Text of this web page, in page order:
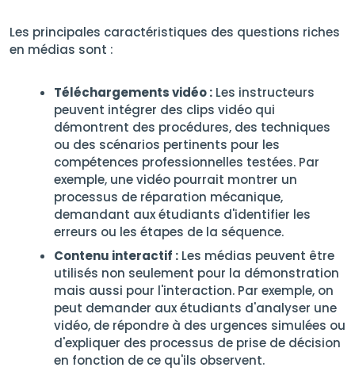
Les principales caractéristiques des questions riches
en médias sont :
Téléchargements vidéo : Les instructeurs
peuvent intégrer des clips vidéo qui
démontrent des procédures, des techniques
ou des scénarios pertinents pour les
compétences professionnelles testées. Par
exemple, une vidéo pourrait montrer un
processus de réparation mécanique,
demandant aux étudiants d'identifier les
erreurs ou les étapes de la séquence.
Contenu interactif : Les médias peuvent être
utilisés non seulement pour la démonstration
mais aussi pour l'interaction. Par exemple, on
peut demander aux étudiants d'analyser une
vidéo, de répondre à des urgences simulées ou
d'expliquer des processus de prise de décision
en fonction de ce qu'ils observent.